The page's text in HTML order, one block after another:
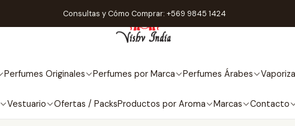
Perfumes Originales Perfumes por Marca Perfumes Árabes
Vestuario Ofertas / PacksProductos por Aroma Marcas Contacto
Consultas y Cómo Comprar: +569 9845 1424